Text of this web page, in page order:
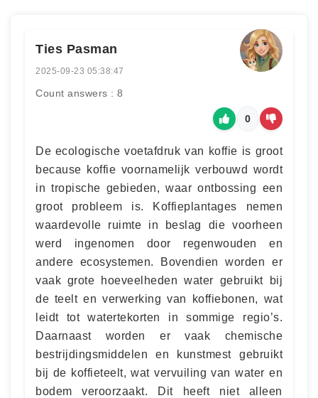
Ties Pasman
2025-09-23 05:38:47
Count answers : 8
0
De ecologische voetafdruk van koffie is groot
because koffie voornamelijk verbouwd wordt
in tropische gebieden, waar ontbossing een
groot probleem is. Koffieplantages nemen
waardevolle ruimte in beslag die voorheen
werd ingenomen door regenwouden en
andere ecosystemen. Bovendien worden er
vaak grote hoeveelheden water gebruikt bij
de teelt en verwerking van koffiebonen, wat
leidt tot watertekorten in sommige regio’s.
Daarnaast worden er vaak chemische
bestrijdingsmiddelen en kunstmest gebruikt
bij de koffieteelt, wat vervuiling van water en
bodem veroorzaakt. Dit heeft niet alleen